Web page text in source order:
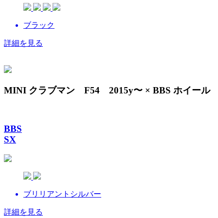
ブラック
詳細を見る
MINI クラブマン F54 2015y〜 × BBS ホイール
BBS
SX
ブリリアントシルバー
詳細を見る